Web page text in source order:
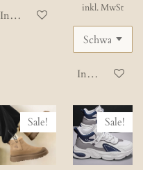
In den Warenkorb
inkl. MwSt
In den
Sale! Sale!